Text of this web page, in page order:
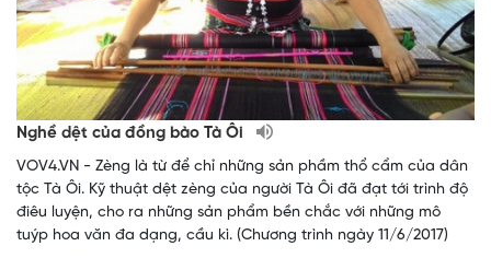
Nghề dệt của đồng bào Tà Ôi
VOV4.VN - Zèng là từ để chỉ những sản phầm thổ cẩm của dân
tộc Tà Ôi. Kỹ thuật dệt zèng của người Tà Ôi đã đạt tới trình độ
điêu luyện, cho ra những sản phẩm bền chắc với những mô
tuýp hoa văn đa dạng, cầu kì. (Chương trình ngày 11/6/2017)